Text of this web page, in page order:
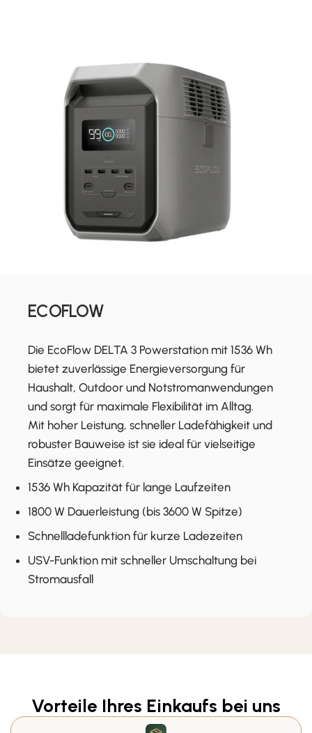
ECOFLOW
Die EcoFlow DELTA 3 Powerstation mit 1536 Wh
bietet zuverlässige Energieversorgung für
Haushalt, Outdoor und Notstromanwendungen
und sorgt für maximale Flexibilität im Alltag.
Mit hoher Leistung, schneller Ladefähigkeit und
robuster Bauweise ist sie ideal für vielseitige
Einsätze geeignet.
1536 Wh Kapazität für lange Laufzeiten
1800 W Dauerleistung (bis 3600 W Spitze)
Schnellladefunktion für kurze Ladezeiten
USV-Funktion mit schneller Umschaltung bei
Stromausfall
Vorteile Ihres Einkaufs bei uns